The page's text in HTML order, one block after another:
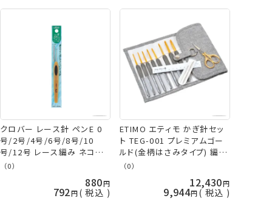
クロバー レース針 ペンE 0
号/2号/4号/6号/8号/10
号/12号 レース編み ネコポ
ス可 clv 手芸の山久
（0）
880
792 税込
ETIMO エティモ かぎ針セッ
ト TEG-001 プレミアムゴー
ルド(金柄はさみタイプ) 編み
針 チューリップ terai 手芸
（0）
12,430
9,944 税込